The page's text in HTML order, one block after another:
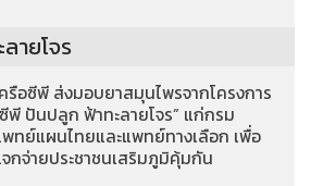
ายโจร
รือซีพี ส่งมอบยาสมุนไพรจากโครงการ
พี ปันปลูก ฟ้าทะลายโจร” แก่กรม
ทย์แผนไทยและแพทย์ทางเลือก เพื่อ
กจ่ายประชาชนเสริมภูมิคุ้มกัน